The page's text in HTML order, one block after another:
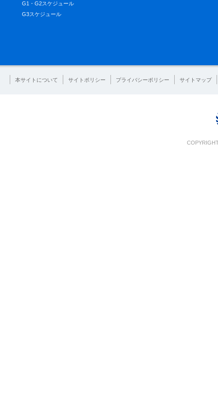
G1・G2スケジュール
G3スケジュール
本サイトについて サイトポリシー プライバシーポリシー サイトマップ